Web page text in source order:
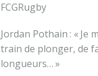
FCGRugby
Jordan Pothain : « Je
train de plonger, de
longueurs… »